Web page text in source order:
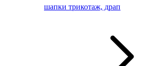
шапки трикотаж, драп